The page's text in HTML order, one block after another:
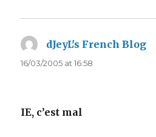
dJeyL's French Blog
16/03/2005 at 16:58
IE, c’est mal